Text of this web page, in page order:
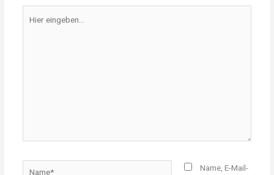
eingeben…
Name, E-Mail-